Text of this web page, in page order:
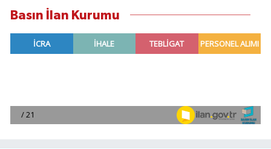
Basın İlan Kurumu